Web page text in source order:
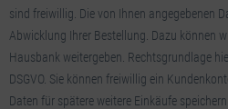
sind freiwillig. Die von Ihnen angegebenen
Abwicklung Ihrer Bestellung. Dazu können
Hausbank weitergeben. Rechtsgrundlage
DSGVO. Sie können freiwillig ein
Daten für spätere weitere Einkäufe